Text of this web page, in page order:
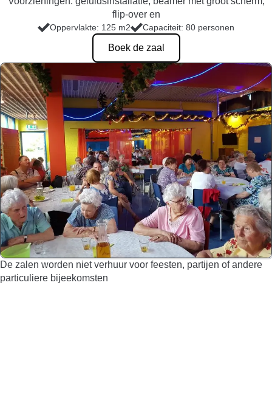
flip-over en
Oppervlakte: 125 m2 Capaciteit: 80 personen
Boek de zaal
De zalen worden niet verhuur voor feesten, partijen of andere
particuliere bijeekomsten